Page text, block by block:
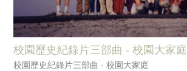
校園歷史紀錄片三部曲 - 校園大家庭
校園歷史紀錄片三部曲 - 校園大家庭